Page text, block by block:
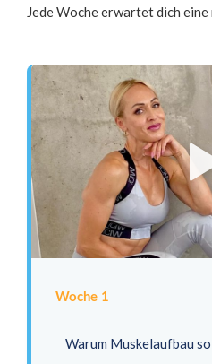
Jede Woche erwartet dich
Woche 1
Warum Muskelaufbau